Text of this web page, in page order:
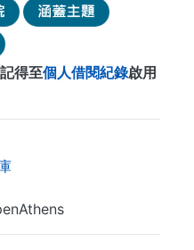
得至個人借閱紀錄啟用